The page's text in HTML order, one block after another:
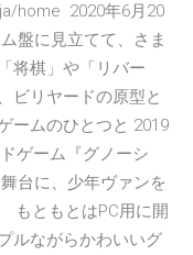
home 2020年6月20
盤に見立てて、さま
将棋」や「リバー
ビリヤードの原型と
ームのひとつと 2019
ゲーム『グノーシ
台に、少年ヴァンを
もともとはPC用に開
ルながらかわいいグ